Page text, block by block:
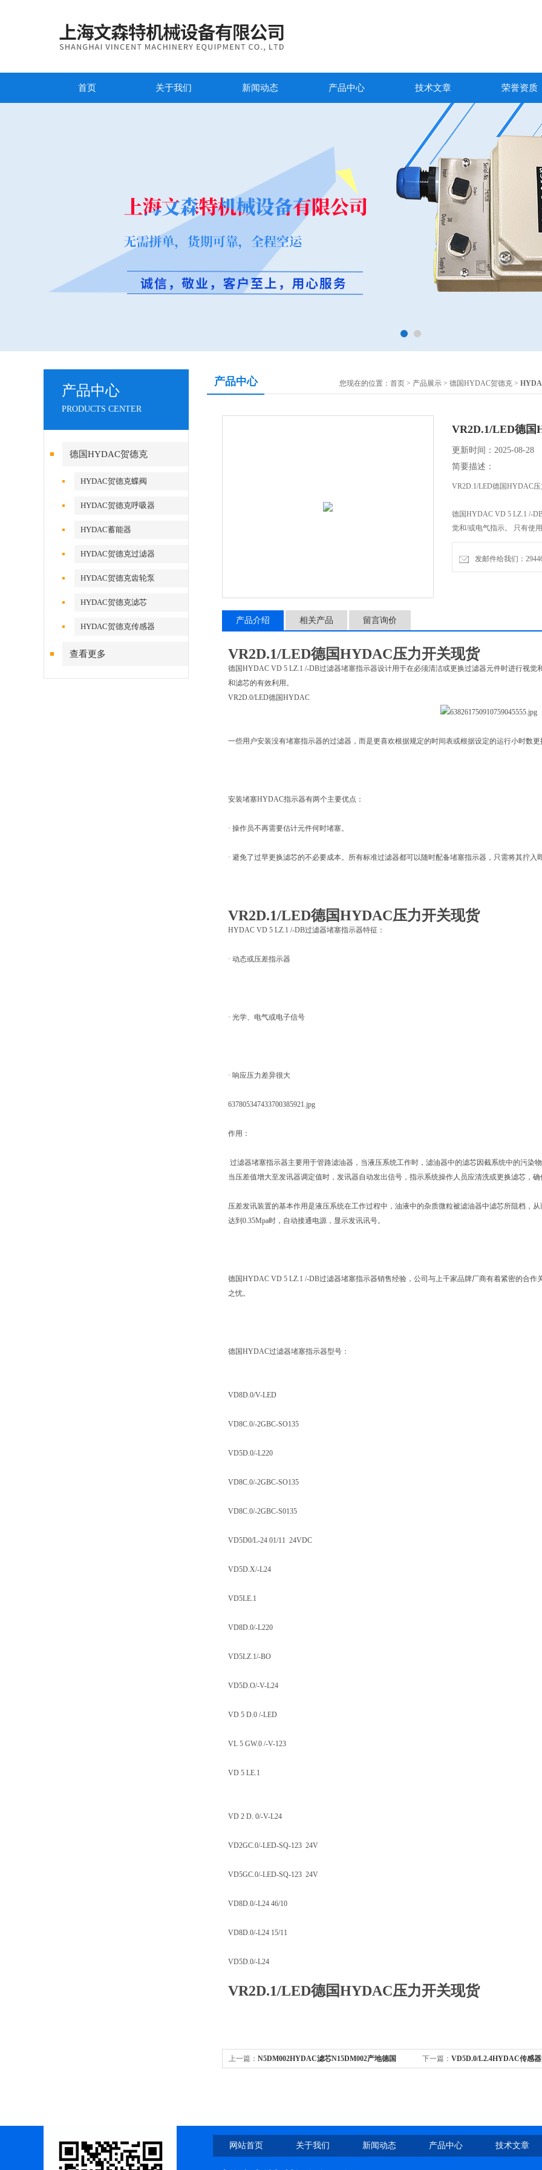
首页 关于我们 新闻动态 产品中心 技术文章 荣誉资质
产品中心
PRODUCTS CENTER
德国HYDAC贺德克
HYDAC贺德克蝶阀
HYDAC贺德克呼吸器
HYDAC蓄能器
HYDAC贺德克过滤器
HYDAC贺德克齿轮泵
HYDAC贺德克滤芯
HYDAC贺德克传感器
查看更多
产品中心 您现在的位置： 首页 > 产品展示 > 德国HYDAC贺德克 >
VR2D.1/LED德国
更新时间：2025-08-28
简要描述：
VR2D.1/LED德国HYDAC
德国HYDAC VD 5 LZ.1 /-
觉和/或电气指示。 只有使
VR2D.0/LED德国HYDAC
安装堵塞HYDAC指示器有
发邮件给我们：
产品介绍 相关产品 留言询价
VR2D.1/LED德国HYDAC压力开关现货
德国HYDAC VD 5 LZ.1 /-DB过滤器堵塞指示器设计用于在必须清洁或更换过滤器元件时进行视
和滤芯的有效利用。
VR2D.0/LED德国HYDAC
一些用户安装没有堵塞指示器的过滤器，而是更喜欢根据规定的时间表或根据设定的运行小时数
安装堵塞HYDAC指示器有两个主要优点：
· 操作员不再需要估计元件何时堵塞。
· 避免了过早更换滤芯的不必要成本。所有标准过滤器都可以随时配备堵塞指示器，只需将其拧入
VR2D.1/LED德国HYDAC压力开关现货
HYDAC VD 5 LZ.1 /-DB过滤器堵塞指示器特征：
· 动态或压差指示器
· 光学、电气或电子信号
· 响应压力差异很大
637805347433700385921.jpg
作用：
过滤器堵塞指示器主要用于管路滤油器，当液压系统工作时，滤油器中的滤芯因截系统中的污染
当压差值增大至发讯器调定值时，发讯器自动发出信号，指示系统操作人员应清洗或更换滤芯，
压差发讯装置的基本作用是液压系统在工作过程中，油液中的杂质微粒被滤油器中滤芯所阻档，
达到0.35Mpa时，自动接通电源，显示发讯讯号。
德国HYDAC VD 5 LZ.1 /-DB过滤器堵塞指示器销售经验，公司与上千家品牌厂商有着紧密的合
之忧。
德国HYDAC过滤器堵塞指示器型号：
VD8D.0/V-LED
VD8C.0/-2GBC-SO135
VD5D.0/-L220
VD8C.0/-2GBC-SO135
VD8C.0/-2GBC-S0135
VD5D0/L-24 01/11 24VDC
VD5D.X/-L24
VD5LE.1
VD8D.0/-L220
VD5LZ.1/-BO
VD5D.O/-V-L24
VD 5 D.0 /-LED
VL 5 GW.0 /-V-123
VD 5 LE.1
VD 2 D. 0/-V-L24
VD2GC.0/-LED-SQ-123 24V
VD5GC.0/-LED-SQ-123 24V
VD8D.0/-L24 46/10
VD8D.0/-L24 15/11
VD5D.0/-L24
VR2D.1/LED德国HYDAC压力开关现货
上一篇： N5DM002HYDAC滤芯N15DM002产地德国 下一篇： VD5D.0/L2.4HYDAC传感
网站首页 关于我们 新闻动态 产品中心 技术文章